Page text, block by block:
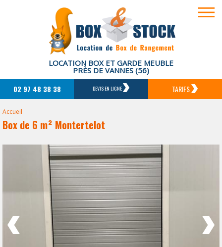
LOCATION BOX ET GARDE MEUBLE
PRÈS DE VANNES (56)
02 97 48 38 38 DEVIS EN LIGNE TARIFS
Accueil
Box de 6 m² Montertelot